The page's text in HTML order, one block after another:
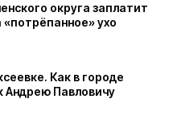
округа заплатит
«потрёпанное» ухо
Как в городе
Андрею Павловичу